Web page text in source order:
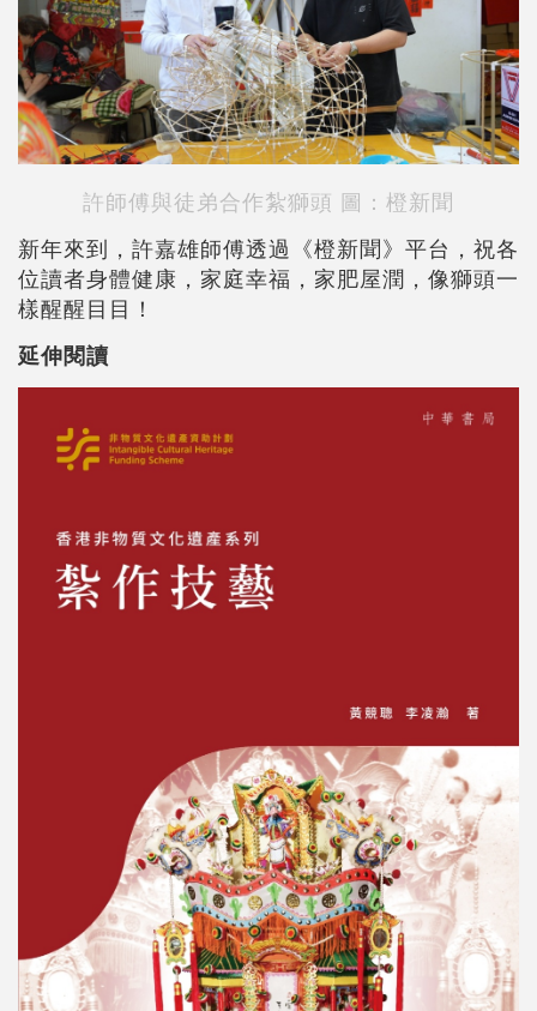
許師傅與徒弟合作紮獅頭 圖：橙新聞
新年來到，許嘉雄師傅透過《橙新聞》平台，祝各
位讀者身體健康，家庭幸福，家肥屋潤，像獅頭一
樣醒醒目目！
延伸閱讀